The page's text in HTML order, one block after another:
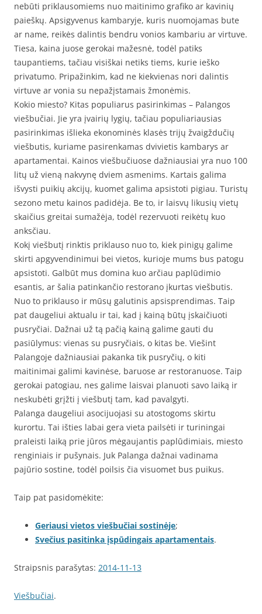
nebūti priklausomiems nuo maitinimo grafiko ar kavinių
paieškų. Apsigyvenus kambaryje, kuris nuomojamas bute
ar name, reikės dalintis bendru vonios kambariu ar virtuve.
Tiesa, kaina juose gerokai mažesnė, todėl patiks
taupantiems, tačiau visiškai netiks tiems, kurie ieško
privatumo. Pripažinkim, kad ne kiekvienas nori dalintis
virtuve ar vonia su nepažįstamais žmonėmis.
Kokio miesto? Kitas populiarus pasirinkimas – Palangos
viešbučiai. Jie yra įvairių lygių, tačiau populiariausias
pasirinkimas išlieka ekonominės klasės trijų žvaigždučių
viešbutis, kuriame pasirenkamas dvivietis kambarys ar
apartamentai. Kainos viešbučiuose dažniausiai yra nuo 100
litų už vieną nakvynę dviem asmenims. Kartais galima
išvysti puikių akcijų, kuomet galima apsistoti pigiau. Turistų
sezono metu kainos padidėja. Be to, ir laisvų likusių vietų
skaičius greitai sumažėja, todėl rezervuoti reikėtų kuo
anksčiau.
Kokį viešbutį rinktis priklauso nuo to, kiek pinigų galime
skirti apgyvendinimui bei vietos, kurioje mums bus patogu
apsistoti. Galbūt mus domina kuo arčiau paplūdimio
esantis, ar šalia patinkančio restorano įkurtas viešbutis.
Nuo to priklauso ir mūsų galutinis apsisprendimas. Taip
pat daugeliui aktualu ir tai, kad į kainą būtų įskaičiuoti
pusryčiai. Dažnai už tą pačią kainą galime gauti du
pasiūlymus: vienas su pusryčiais, o kitas be. Viešint
Palangoje dažniausiai pakanka tik pusryčių, o kiti
maitinimai galimi kavinėse, baruose ar restoranuose. Taip
gerokai patogiau, nes galime laisvai planuoti savo laiką ir
neskubėti grįžti į viešbutį tam, kad pavalgyti.
Palanga daugeliui asocijuojasi su atostogoms skirtu
kurortu. Tai išties labai gera vieta pailsėti ir turiningai
praleisti laiką prie jūros mėgaujantis paplūdimiais, miesto
renginiais ir pušynais. Juk Palanga dažnai vadinama
pajūrio sostine, todėl poilsis čia visuomet bus puikus.
Taip pat pasidomėkite:
Geriausi vietos viešbučiai sostinėje;
Svečius pasitinka įspūdingais apartamentais.
Straipsnis parašytas: 2014-11-13
Viešbučiai.